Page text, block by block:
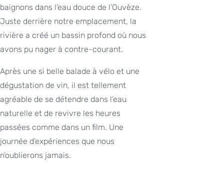
baignons dans l’eau douce de l’Ouvèze.
Juste derrière notre emplacement, la
rivière a créé un bassin profond où nous
avons pu nager à contre-courant.
Après une si belle balade à vélo et une
dégustation de vin, il est tellement
agréable de se détendre dans l’eau
naturelle et de revivre les heures
passées comme dans un film. Une
journée d’expériences que nous
n’oublierons jamais.